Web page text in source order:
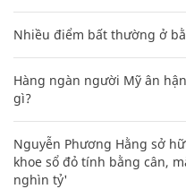
Nhiều điểm bất thường ở
Hàng ngàn người Mỹ ân
gì?
Nguyễn Phương Hằng sở
khoe sổ đỏ tính bằng cân,
nghìn tỷ'